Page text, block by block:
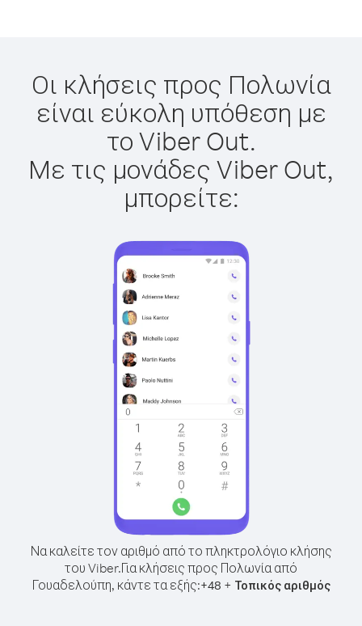
Οι κλήσεις προς Πολωνία
είναι εύκολη υπόθεση με
το Viber Out.
Με τις μονάδες Viber Out,
μπορείτε:
Να καλείτε τον αριθμό από το πληκτρολόγιο κλήσης
του Viber.Για κλήσεις προς Πολωνία από
Γουαδελούπη, κάντε τα εξής:+48 + Τοπικός αριθμός